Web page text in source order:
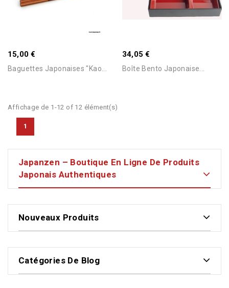
15,00 €
Baguettes Japonaises "Kao...
34,05 €
Boîte Bento Japonaise...
Affichage de 1-12 of 12 élément(s)
1
Japanzen – Boutique En Ligne De Produits
Japonais Authentiques
Nouveaux Produits
Catégories De Blog